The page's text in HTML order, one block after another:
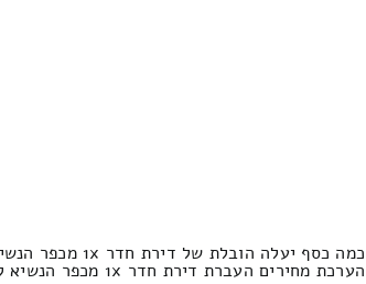
כמה כסף יעלה הובלת של דירת חדר 1x מכפר הנשיא לפוריה נווה עובד?
הערכת מחירים העברת דירת חדר 1x מכפר הנשיא לפוריה נווה עובד 2100 – 1600 שקל